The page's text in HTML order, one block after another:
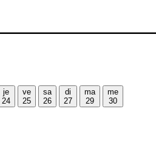
je
24
ve
25
sa
26
di
27
ma
29
me
30